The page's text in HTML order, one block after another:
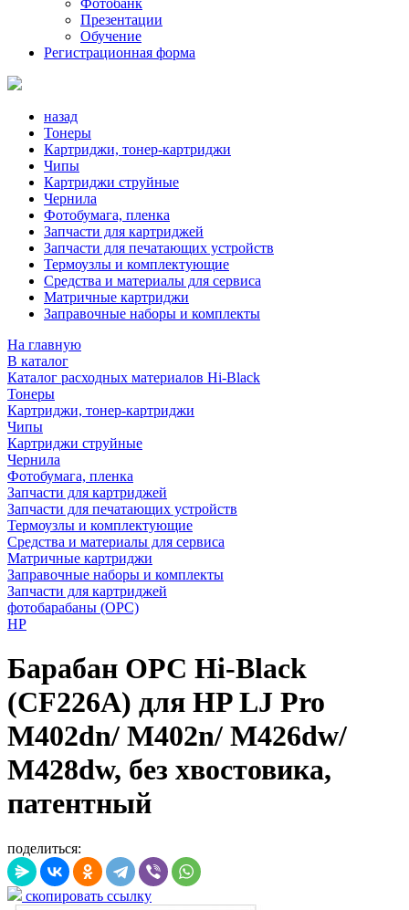
Фотобанк
Презентации
Обучение
Регистрационная форма
назад
Тонеры
Картриджи, тонер-картриджи
Чипы
Картриджи струйные
Чернила
Фотобумага, пленка
Запчасти для картриджей
Запчасти для печатающих устройств
Термоузлы и комплектующие
Средства и материалы для сервиса
Матричные картриджи
Заправочные наборы и комплекты
На главную
В каталог
Каталог расходных материалов Hi-Black
Тонеры
Картриджи, тонер-картриджи
Чипы
Картриджи струйные
Чернила
Фотобумага, пленка
Запчасти для картриджей
Запчасти для печатающих устройств
Термоузлы и комплектующие
Средства и материалы для сервиса
Матричные картриджи
Заправочные наборы и комплекты
Запчасти для картриджей
фотобарабаны (OPC)
HP
Барабан OPC Hi-Black
(CF226A) для HP LJ Pro
M402dn/ M402n/ M426dw/
M428dw, без хвостовика,
патентный
поделиться:
скопировать ссылку